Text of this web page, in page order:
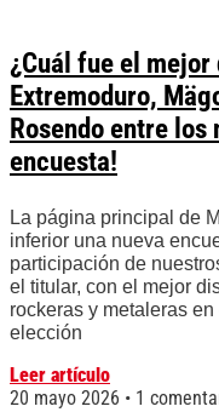
¿Cuál fue el mejor
Extremoduro,
Rosendo entre los
encuesta!
La página principal de
inferior una nueva
participación de
el titular, con el mejor
rockeras y metaleras
elección
Leer artículo
20 mayo 2026
1